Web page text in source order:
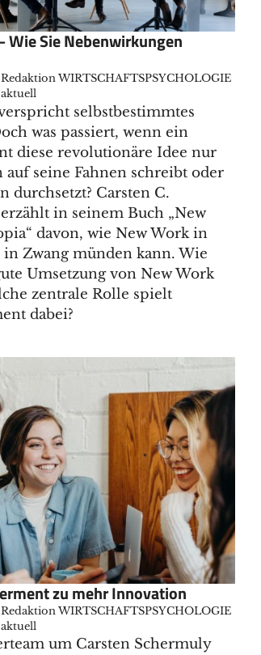
Wie Sie Nebenwirkungen
Redaktion WIRTSCHAFTSPSYCHOLOGIE
aktuell
selbstbestimmtes
was passiert, wenn ein
diese revolutionäre Idee nur
auf seine Fahnen schreibt oder
durchsetzt? Carsten C.
in seinem Buch „New
davon, wie New Work in
in Zwang münden kann. Wie
Umsetzung von New Work
zentrale Rolle spielt
dabei?
zu mehr Innovation
Redaktion WIRTSCHAFTSPSYCHOLOGIE
aktuell
um Carsten Schermuly